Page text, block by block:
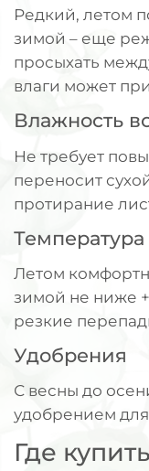
Редкий, летом
зимой – еще
просыхать
влаги может
Влажность
Не требует
переносит
протирание
Температура
Летом
зимой не ниже
резкие
Удобрения
С весны до
удобрением для
Где